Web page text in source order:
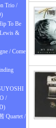
Trio /
To Be
&
/ Come
/
Quartet /